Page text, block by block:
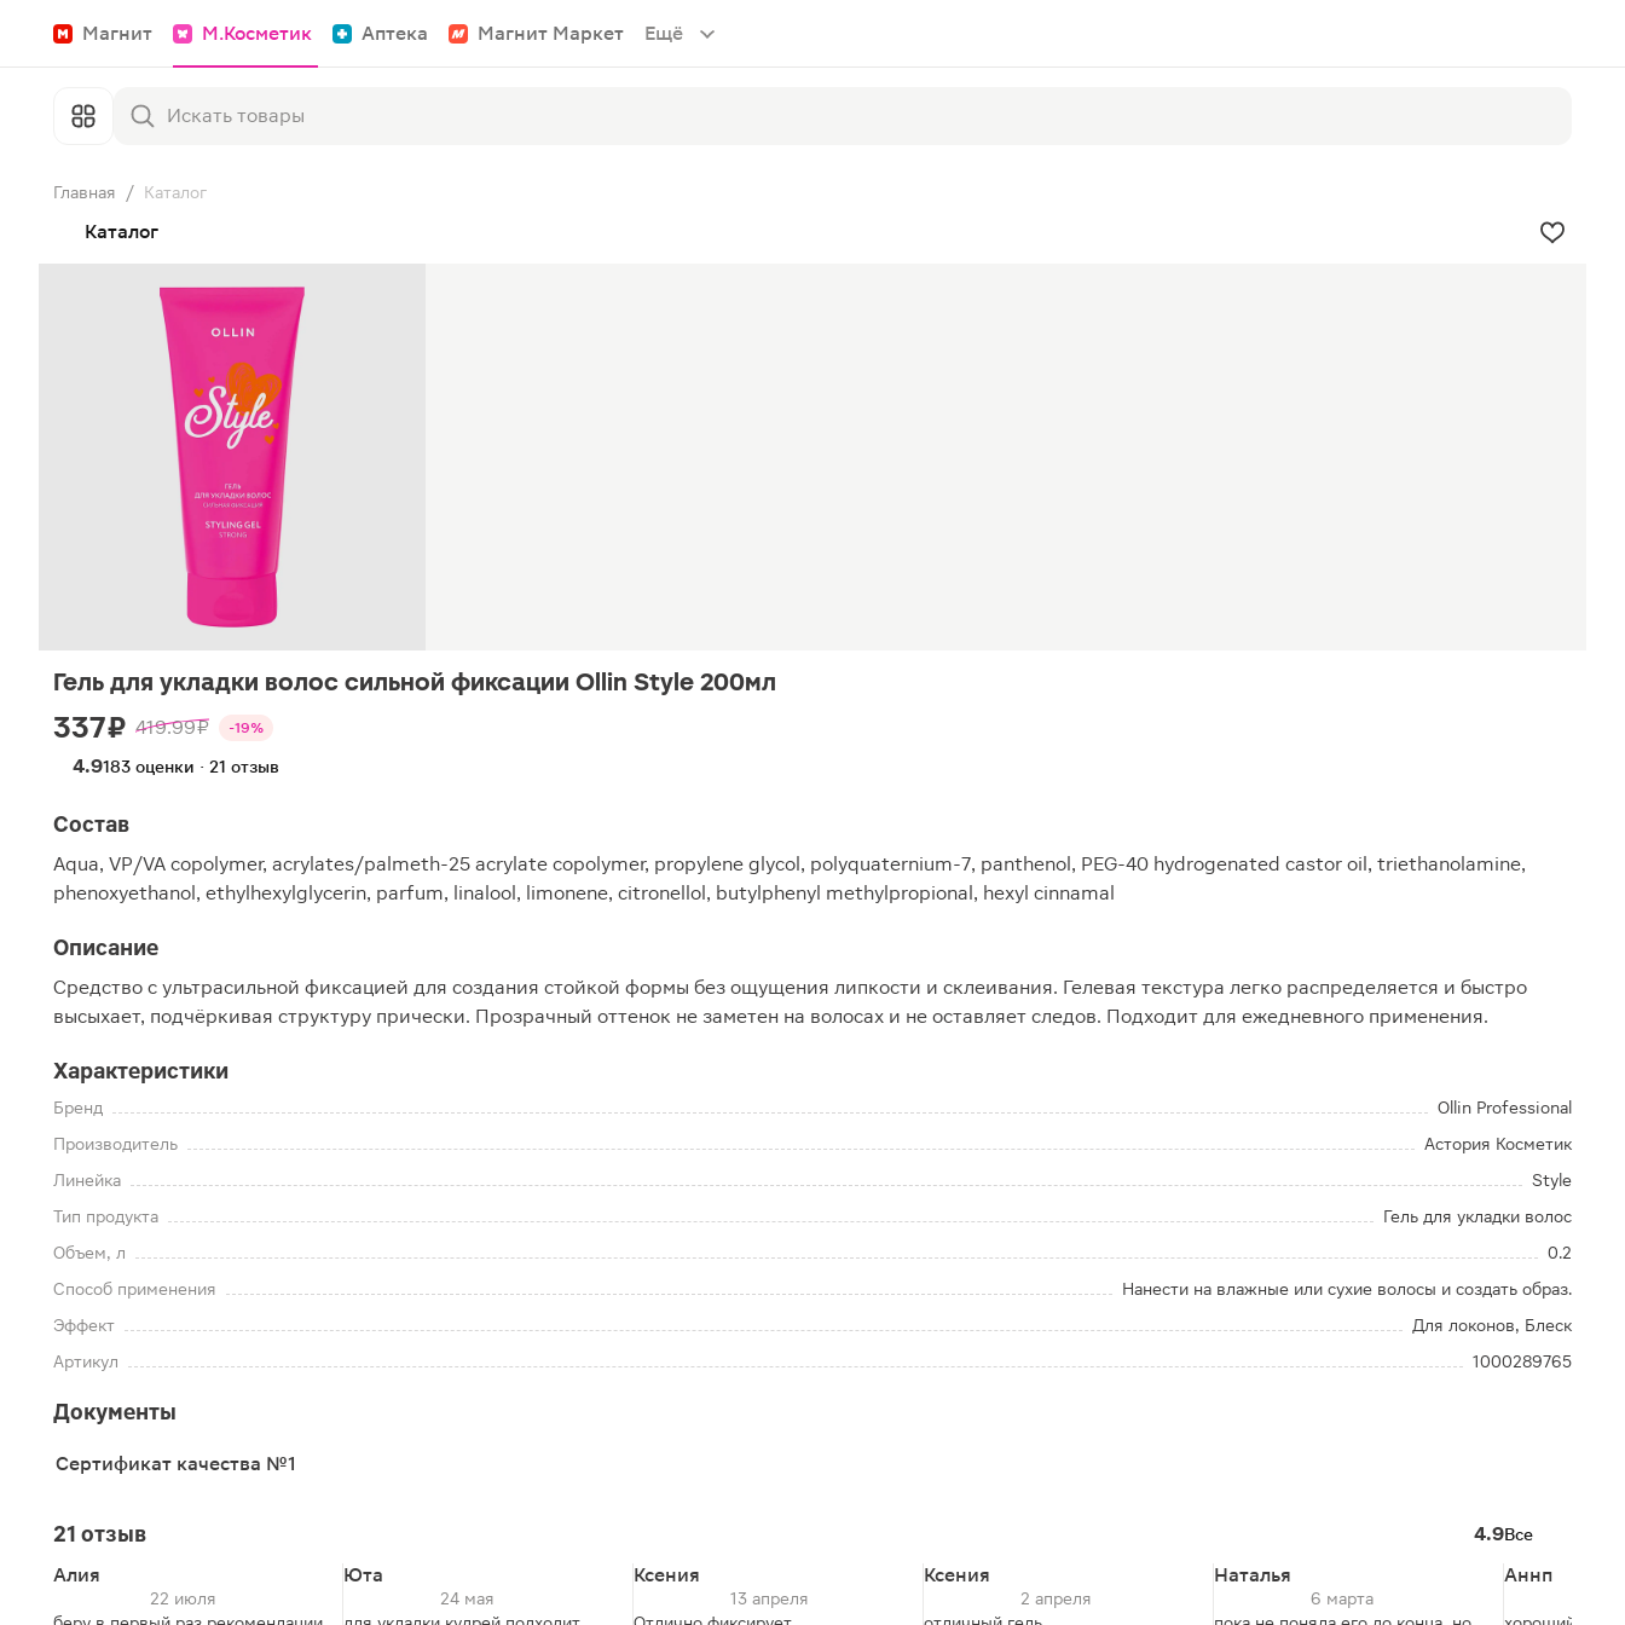
Магнит М.Косметик Аптека Магнит Маркет Ещё
Главная / Каталог
Каталог
Гель для укладки волос сильной фиксации Ollin Style 200мл
337 ₽ 419.99 ₽ -19%
4.9183 оценки · 21 отзыв
Состав
Aqua, VP/VA copolymer, acrylates/palmeth-25 acrylate copolymer, propylene glycol, polyquaternium-7, panthenol, PEG-40 hydrogenated castor oil, triethanolamine,
phenoxyethanol, ethylhexylglycerin, parfum, linalool, limonene, citronellol, butylphenyl methylpropional, hexyl cinnamal
Описание
Средство с ультрасильной фиксацией для создания стойкой формы без ощущения липкости и склеивания. Гелевая текстура легко распределяется и быстро
высыхает, подчёркивая структуру прически. Прозрачный оттенок не заметен на волосах и не оставляет следов. Подходит для ежедневного применения.
Характеристики
Бренд
Ollin Professional
Производитель
Астория Косметик
Линейка
Style
Тип продукта
Гель для укладки волос
Объем, л
0.2
Способ применения
Нанести на влажные или сухие волосы и создать образ.
Эффект
Для локонов, Блеск
Артикул
1000289765
Документы
Сертификат качества №1
21 отзыв 4.9Все
Алия
22 июля
Юта
24 мая
Ксения
13 апреля
Ксения
2 апреля
Наталья
6 марта
Аннп